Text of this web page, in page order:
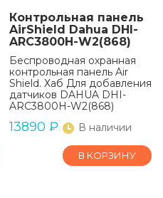
Контрольная панель
AirShield Dahua DHI-
ARC3800H-W2(868)
Беспроводная охранная
контрольная панель Air
Shield. Хаб Для добавления
датчиков DAHUA DHI-
ARC3800H-W2(868)
13890 ₽ В наличии
В КОРЗИНУ